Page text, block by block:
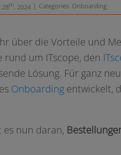
28th, 2024 | Categories: Onboarding
über die Vorteile und
um ITscope, den
Lösung. Für ganz
Onboardingent­wi­ckelt,
es nun dar­an,